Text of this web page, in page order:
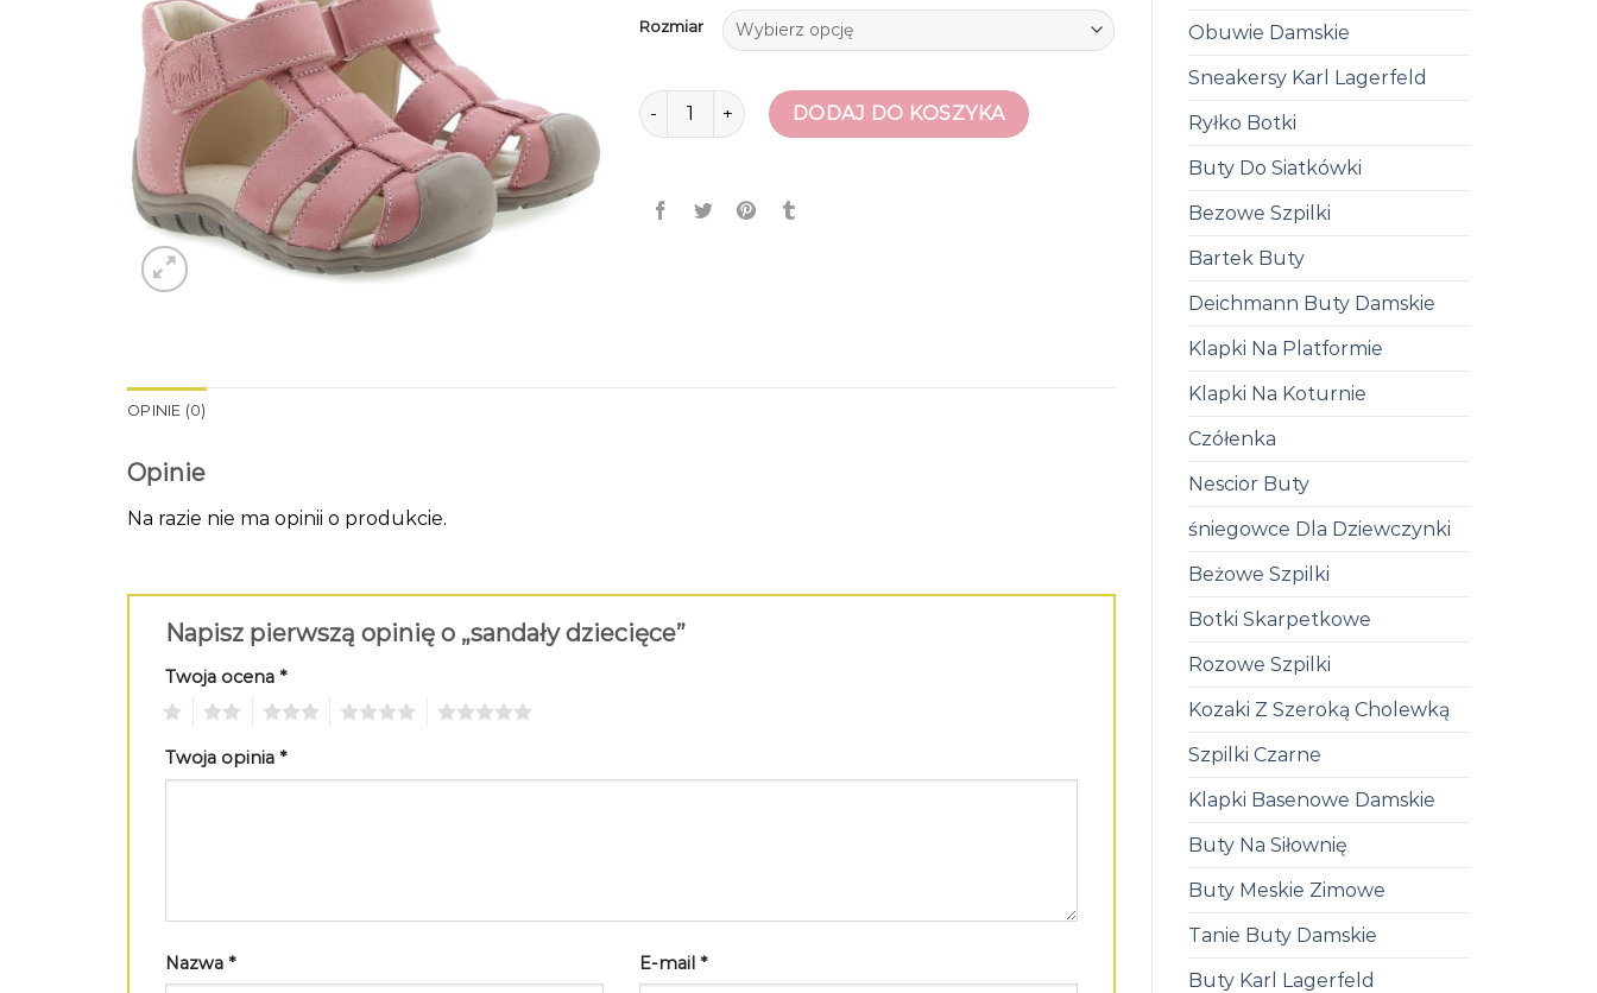
Obuwie Damskie
Sneakersy Karl Lagerfeld
Ryłko Botki
Buty Do Siatkówki
Bezowe Szpilki
Bartek Buty
Deichmann Buty Damskie
Klapki Na Platformie
Klapki Na Koturnie
Czółenka
Nescior Buty
śniegowce Dla Dziewczynki
Beżowe Szpilki
Botki Skarpetkowe
Rozowe Szpilki
Kozaki Z Szeroką Cholewką
Szpilki Czarne
Klapki Basenowe Damskie
Buty Na Siłownię
Buty Meskie Zimowe
Tanie Buty Damskie
Buty Karl Lagerfeld
Rozmiar
ilość sandały dziecięceDODAJ DO KOSZYKA
OPINIE (0)
Opinie
Na razie nie ma opinii o produkcie.
Napisz pierwszą opinię o „sandały dziecięce”
Twoja ocena *
Twoja opinia *
Nazwa * E-mail *